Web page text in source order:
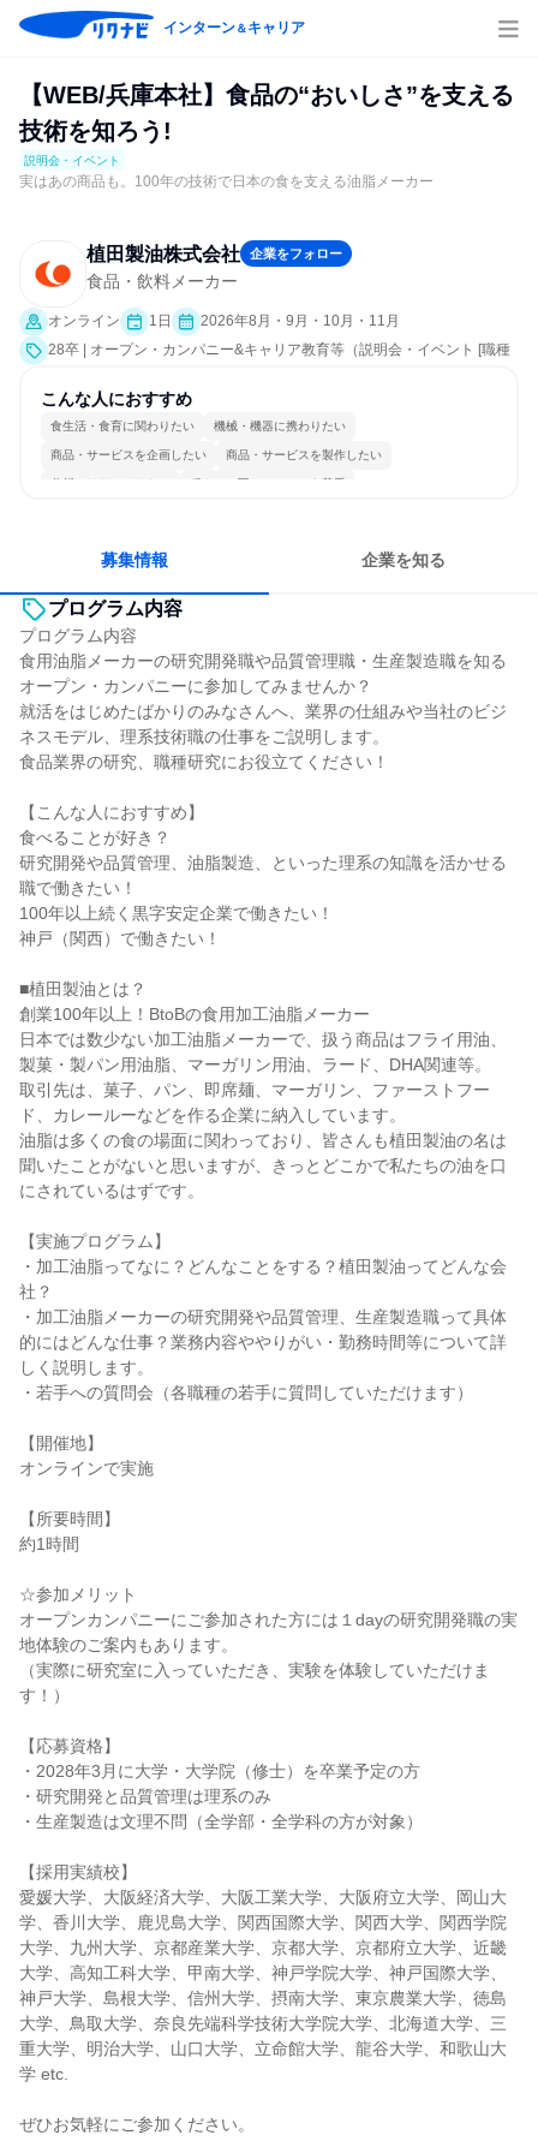
インターン＆キャリア
【WEB/兵庫本社】食品の“おいしさ”を支える
技術を知ろう!
説明会・イベント
実はあの商品も。100年の技術で日本の食を支える油脂メーカー
植田製油株式会社 企業をフォロー
食品・飲料メーカー
オンライン 1日
2026年8月・9月・10月・11月
28卒 | オープン・カンパニー&キャリア教育等（説明会・イベント [職種
こんな人におすすめ
食生活・食育に関わりたい 機械・機器に携わりたい
商品・サービスを企画したい 商品・サービスを製作したい
分析・リサーチしたい 穏やかで互いのペースを尊重
募集情報 企業を知る
プログラム内容
プログラム内容
食用油脂メーカーの研究開発職や品質管理職・生産製造職を知る
オープン・カンパニーに参加してみませんか？
就活をはじめたばかりのみなさんへ、業界の仕組みや当社のビジ
ネスモデル、理系技術職の仕事をご説明します。
食品業界の研究、職種研究にお役立てください！
【こんな人におすすめ】
食べることが好き？
研究開発や品質管理、油脂製造、といった理系の知識を活かせる
職で働きたい！
100年以上続く黒字安定企業で働きたい！
神戸（関西）で働きたい！
■植田製油とは？
創業100年以上！BtoBの食用加工油脂メーカー
日本では数少ない加工油脂メーカーで、扱う商品はフライ用油、
製菓・製パン用油脂、マーガリン用油、ラード、DHA関連等。
取引先は、菓子、パン、即席麺、マーガリン、ファーストフー
ド、カレールーなどを作る企業に納入しています。
油脂は多くの食の場面に関わっており、皆さんも植田製油の名は
聞いたことがないと思いますが、きっとどこかで私たちの油を口
にされているはずです。
【実施プログラム】
・加工油脂ってなに？どんなことをする？植田製油ってどんな会
社？
・加工油脂メーカーの研究開発や品質管理、生産製造職って具体
的にはどんな仕事？業務内容ややりがい・勤務時間等について詳
しく説明します。
・若手への質問会（各職種の若手に質問していただけます）
【開催地】
オンラインで実施
【所要時間】
約1時間
☆参加メリット
オープンカンパニーにご参加された方には１dayの研究開発職の実
地体験のご案内もあります。
（実際に研究室に入っていただき、実験を体験していただけま
す！）
【応募資格】
・2028年3月に大学・大学院（修士）を卒業予定の方
・研究開発と品質管理は理系のみ
・生産製造は文理不問（全学部・全学科の方が対象）
【採用実績校】
愛媛大学、大阪経済大学、大阪工業大学、大阪府立大学、岡山大
学、香川大学、鹿児島大学、関西国際大学、関西大学、関西学院
大学、九州大学、京都産業大学、京都大学、京都府立大学、近畿
大学、高知工科大学、甲南大学、神戸学院大学、神戸国際大学、
神戸大学、島根大学、信州大学、摂南大学、東京農業大学、徳島
大学、鳥取大学、奈良先端科学技術大学院大学、北海道大学、三
重大学、明治大学、山口大学、立命館大学、龍谷大学、和歌山大
学 etc.
ぜひお気軽にご参加ください。